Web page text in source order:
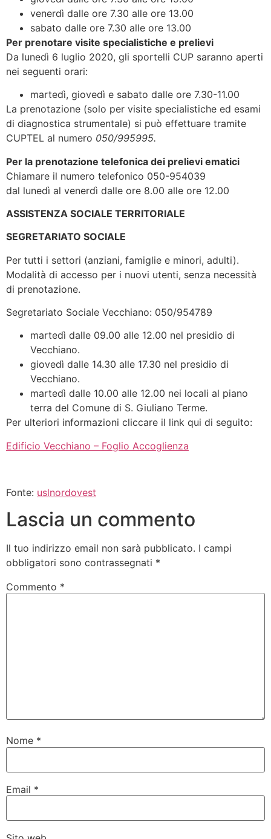
venerdì dalle ore 7.30 alle ore 13.00
sabato dalle ore 7.30 alle ore 13.00
Per prenotare visite specialistiche e prelievi
Da lunedì 6 luglio 2020, gli sportelli CUP saranno aperti
nei seguenti orari:
martedì, giovedì e sabato dalle ore 7.30-11.00
La prenotazione (solo per visite specialistiche ed esami
di diagnostica strumentale) si può effettuare tramite
CUPTEL al numero 050/995995.
Per la prenotazione telefonica dei prelievi ematici
Chiamare il numero telefonico 050-954039
dal lunedì al venerdì dalle ore 8.00 alle ore 12.00
ASSISTENZA SOCIALE TERRITORIALE
SEGRETARIATO SOCIALE
Per tutti i settori (anziani, famiglie e minori, adulti).
Modalità di accesso per i nuovi utenti, senza necessità
di prenotazione.
Segretariato Sociale Vecchiano: 050/954789
martedì dalle 09.00 alle 12.00 nel presidio di
Vecchiano.
giovedì dalle 14.30 alle 17.30 nel presidio di
Vecchiano.
martedì dalle 10.00 alle 12.00 nei locali al piano
terra del Comune di S. Giuliano Terme.
Per ulteriori informazioni cliccare il link qui di seguito:
Edificio Vecchiano – Foglio Accoglienza
Fonte: uslnordovest
Lascia un commento
Il tuo indirizzo email non sarà pubblicato. I campi
obbligatori sono contrassegnati *
Commento *
Nome *
Email *